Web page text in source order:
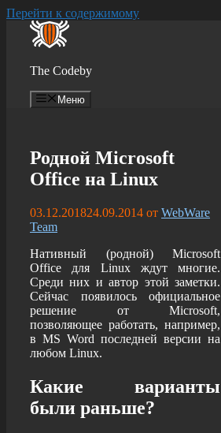
Перейти к содержимому
The Codeby
Меню
Родной Microsoft
Office на Linux
03.12.201824.09.2014 от WebWare
Team
Нативный (родной) Microsoft
Office для Linux ждут многие.
Среди них и автор этой заметки.
Сейчас появилось официальное
решение от Microsoft,
позволяющее работать, например,
в MS Word последней версии на
любом Linux.
Какие варианты
были раньше?